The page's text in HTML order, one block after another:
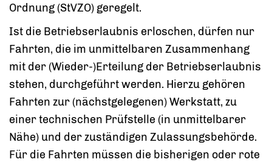
Ordnung (StVZO) geregelt.
Ist die Betriebserlaubnis erloschen, dürfen nur
Fahrten, die im unmittelbaren Zusammenhang
mit der (Wieder-)Erteilung der Betriebserlaubnis
stehen, durchgeführt werden. Hierzu gehören
Fahrten zur (nächstgelegenen) Werkstatt, zu
einer technischen Prüfstelle (in unmittelbarer
Nähe) und der zuständigen Zulassungsbehörde.
Für die Fahrten müssen die bisherigen oder rote